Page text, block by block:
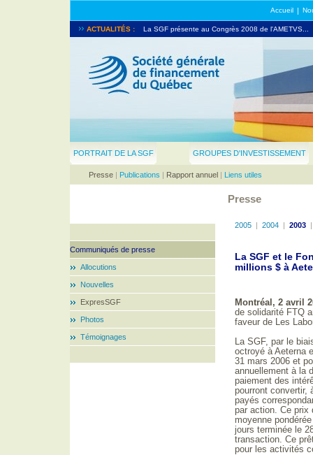
Accueil |
ACTUALITÉS :
La SGF prend part au North American Venture
La SGF présente au Congrès 2008 de l'AMETVS...
PORTRAIT DE LA SGF GROUPES D'INVESTISSEMENT
Presse | Publications | Rapport annuel | Liens utiles
Presse
Communiqués de presse
Allocutions
Nouvelles
ExpresSGF
Photos
Témoignages
2005 | 2004 | 2003
La SGF et le
millions $ à
Montréal, 2 avril
de solidarité FTQ
faveur de Les
La SGF, par le
octroyé à Aeterna
31 mars 2006 et
annuellement à la
paiement des
pourront convertir,
payés
par action. Ce prix
moyenne
jours terminée le
transaction. Ce
pour les activités